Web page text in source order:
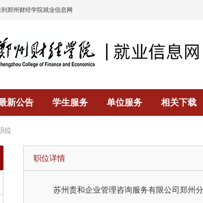
郑州财经学院就业信息网
新公告 学生服务 单位服务 相关下载
位
职位详情
苏州贵和企业管理咨询服务有限公司郑州